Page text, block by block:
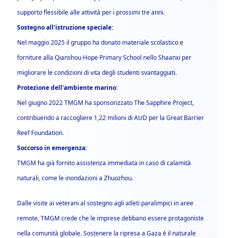
supporto flessibile alle attività per i prossimi tre anni.
Sostegno all'istruzione speciale:
Nel maggio 2025 il gruppo ha donato materiale scolastico e
forniture alla Qianshou Hope Primary School nello Shaanxi per
migliorare le condizioni di vita degli studenti svantaggiati.
Protezione dell'ambiente marino:
Nel giugno 2022 TMGM ha sponsorizzato The Sapphire Project,
contribuendo a raccogliere 1,22 milioni di AUD per la Great Barrier
Reef Foundation.
Soccorso in emergenza:
TMGM ha già fornito assistenza immediata in caso di calamità
naturali, come le inondazioni a Zhuozhou.
Dalle visite ai veterani al sostegno agli atleti paralimpici in aree
remote, TMGM crede che le imprese debbano essere protagoniste
nella comunità globale. Sostenere la ripresa a Gaza è il naturale